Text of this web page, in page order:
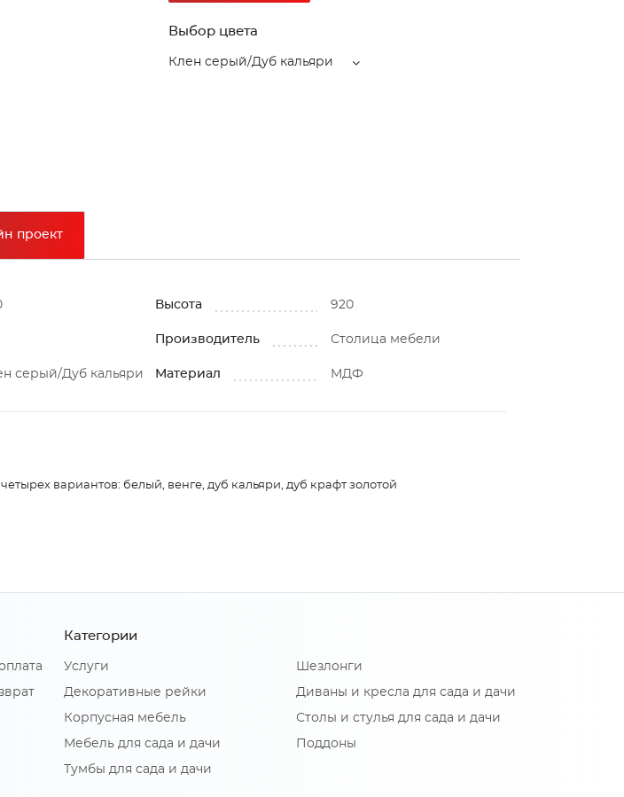
Выбор цвета
Клен серый/Дуб кальяри
проект
Высота 920
Производитель Столица мебели
серый/Дуб кальяри Материал МДФ
вариантов: белый, венге, дуб кальяри, дуб крафт золотой
Категории
Услуги
Декоративные рейки
Корпусная мебель
Мебель для сада и дачи
Тумбы для сада и дачи
Шезлонги
Диваны и кресла для сада и дачи
Столы и стулья для сада и дачи
Поддоны